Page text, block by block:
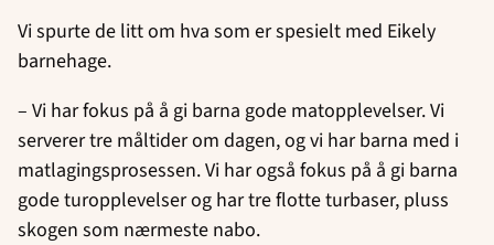
Vi spurte de litt om hva som er spesielt med Eikely
barnehage.
– Vi har fokus på å gi barna gode matopplevelser. Vi
serverer tre måltider om dagen, og vi har barna med i
matlagingsprosessen. Vi har også fokus på å gi barna
gode turopplevelser og har tre flotte turbaser, pluss
skogen som nærmeste nabo.